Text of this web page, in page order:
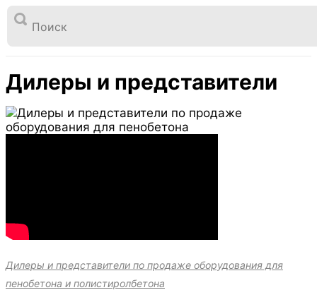
Перейти
Дилеры и представители
Дилеры и представители по продаже оборудования для
пенобетона и полистиролбетона